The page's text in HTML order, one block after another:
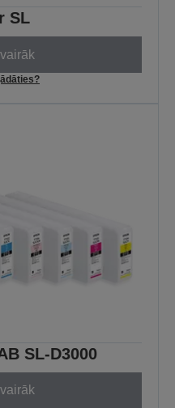
SL
SL-D3000